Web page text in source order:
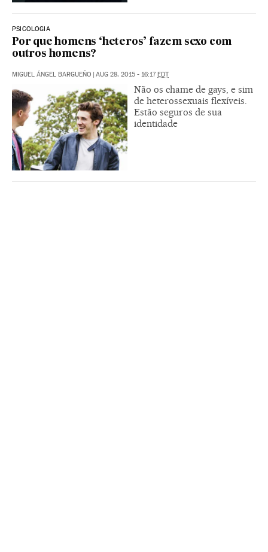
PSICOLOGIA
Por que homens ‘heteros’ fazem sexo com
outros homens?
MIGUEL ÁNGEL BARGUEÑO | AUG 28, 2015 - 16:17EDT
Não os chame de gays, e sim
de heterossexuais flexíveis.
Estão seguros de sua
identidade